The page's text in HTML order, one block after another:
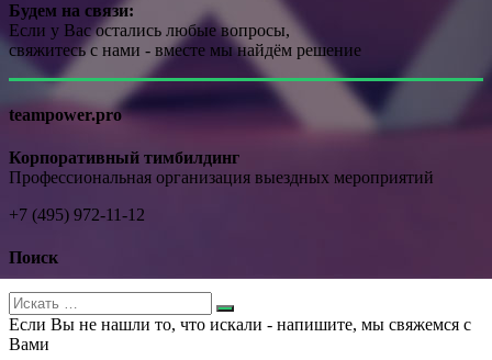
Будем на связи:
Если у Вас остались любые вопросы,
свяжитесь с нами - вместе мы найдём решение
teampower.pro
Корпоративный тимбилдинг
Профессиональная организация выездных мероприятий
+7 (495) 972-11-12
Поиск
Если Вы не нашли то, что искали - напишите, мы свяжемся с
Вами